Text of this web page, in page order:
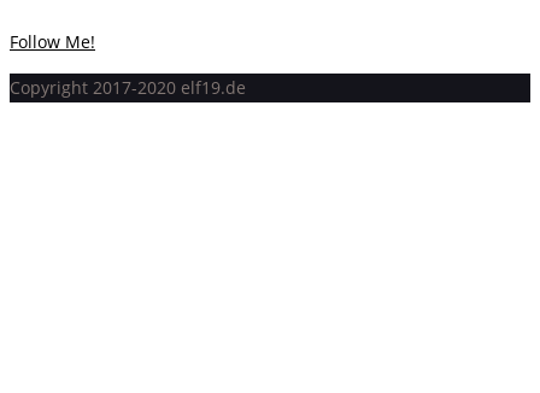
Follow Me!
Copyright 2017-2020 elf19.de